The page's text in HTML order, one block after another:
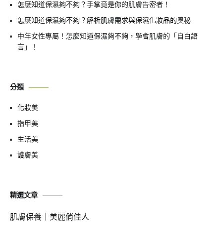
怎麼知道保濕夠不夠？手掌竟是你的肌膚告密者！
怎麼知道保濕夠不夠？解析肌膚需求與保濕化妝品的奧秘
中年女性專屬！怎麼知道保濕夠不夠，學會肌膚的「自白語
言」！
分類
化妝美
指甲美
生活美
護膚美
精選文章
肌膚保養｜美麗俏佳人